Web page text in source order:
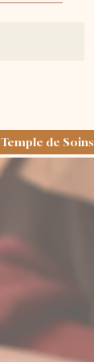
Temple de Soins